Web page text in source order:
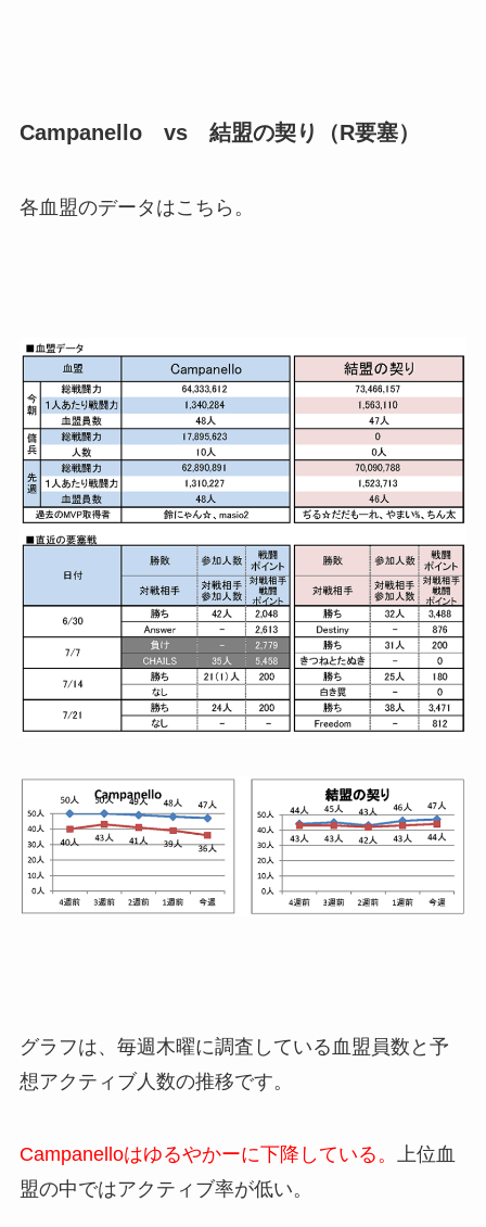
Campanello vs 結盟の契り（R要塞）
各血盟のデータはこちら。
グラフは、毎週木曜に調査している血盟員数と予
想アクティブ人数の推移です。
Campanelloはゆるやかーに下降している。 上位血
盟の中ではアクティブ率が低い。